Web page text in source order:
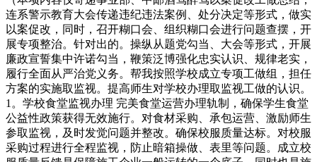
连系警示教育大会传递违纪违法案例、处分决定等形式，做实
以案促改，同时，召开糊口会、组织糊口会进行问题查摆，开
展专项整治。针对出的。操纵从题党勾当、大会等形式，开展
廉政宣誓集中许诺勾当，鞭策泛博强化忠实认识、规律老实，
履行全面从严治党义务。帮我按照学校成立专项工做组，担任
方案的实施取监视。提高师生对学校办理取监视工做的认识。
1。学校食堂监视办理 完美食堂运营办理轨制，确保学生食堂
公益性政策获得无效施行。对食材采购、承包运营、激励师生
参取监视，及时发觉问题并整改。确保校服质量达标。对校服
采购过程进行全程监视，防止暗箱操做、表里等问题。成立校